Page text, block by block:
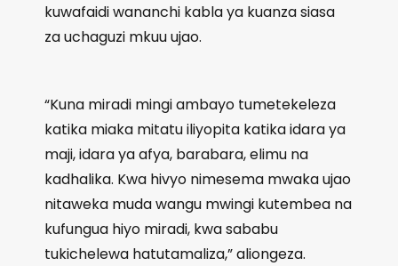
kuwafaidi wananchi kabla ya kuanza siasa
za uchaguzi mkuu ujao.
“Kuna miradi mingi ambayo tumetekeleza
katika miaka mitatu iliyopita katika idara ya
maji, idara ya afya, barabara, elimu na
kadhalika. Kwa hivyo nimesema mwaka ujao
nitaweka muda wangu mwingi kutembea na
kufungua hiyo miradi, kwa sababu
tukichelewa hatutamaliza,” aliongeza.